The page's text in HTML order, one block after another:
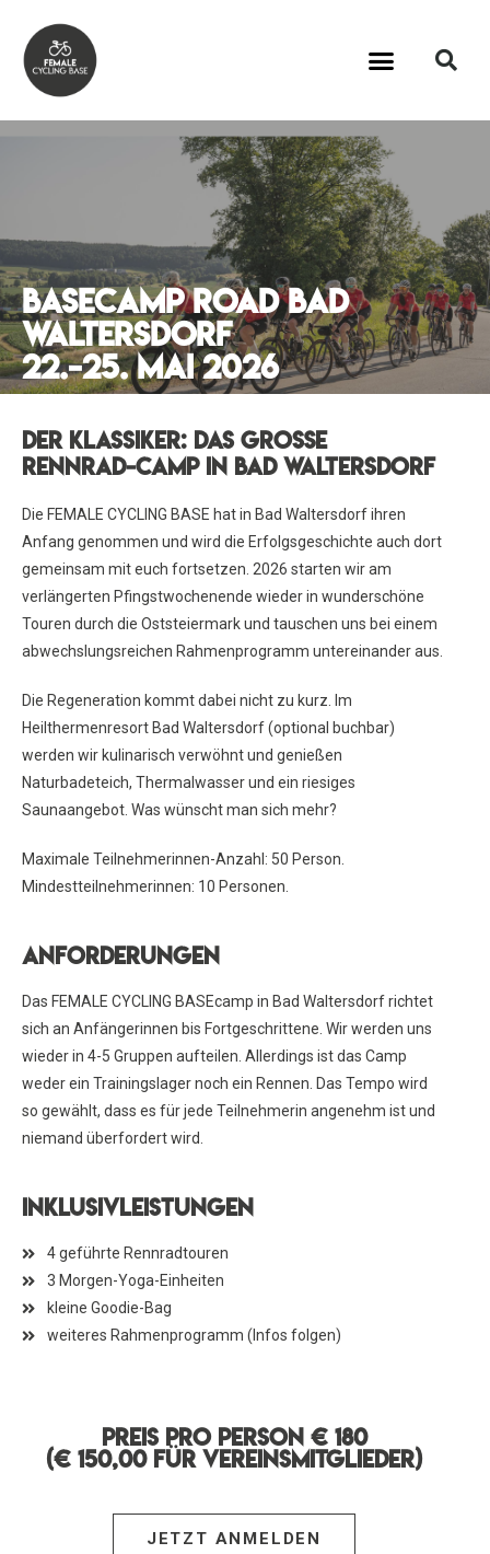
basecamp road Bad
waltersdorf
22.-25. mai 2026
der klassiker: das große
rennrad-camp in bad waltersdorF
Die FEMALE CYCLING BASE hat in Bad Waltersdorf ihren
Anfang genommen und wird die Erfolgsgeschichte auch dort
gemeinsam mit euch fortsetzen. 2026 starten wir am
verlängerten Pfingstwochenende wieder in wunderschöne
Touren durch die Oststeiermark und tauschen uns bei einem
abwechslungsreichen Rahmenprogramm untereinander aus.
Die Regeneration kommt dabei nicht zu kurz. Im
Heilthermenresort Bad Waltersdorf (optional buchbar)
werden wir kulinarisch verwöhnt und genießen
Naturbadeteich, Thermalwasser und ein riesiges
Saunaangebot. Was wünscht man sich mehr?
Maximale Teilnehmerinnen-Anzahl: 50 Person.
Mindestteilnehmerinnen: 10 Personen.
Anforderungen
Das FEMALE CYCLING BASEcamp in Bad Waltersdorf richtet
sich an Anfängerinnen bis Fortgeschrittene. Wir werden uns
wieder in 4-5 Gruppen aufteilen. Allerdings ist das Camp
weder ein Trainingslager noch ein Rennen. Das Tempo wird
so gewählt, dass es für jede Teilnehmerin angenehm ist und
niemand überfordert wird.
Inklusivleistungen
4 geführte Rennradtouren
3 Morgen-Yoga-Einheiten
kleine Goodie-Bag
weiteres Rahmenprogramm (Infos folgen)
Preis pro Person € 180
(€ 150,00 für Vereinsmitglieder)
JETZT ANMELDEN